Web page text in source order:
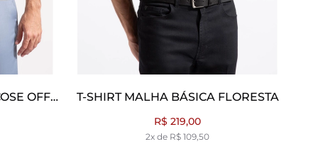
OFF T-SHIRT MALHA BÁSICA FLORESTA
R$ 219,00
2x de R$ 109,50